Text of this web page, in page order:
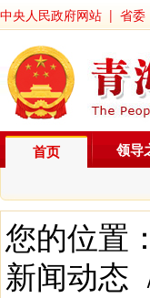
中央人民政府网站 | 省委
首页 领导
您的位置
新闻动态